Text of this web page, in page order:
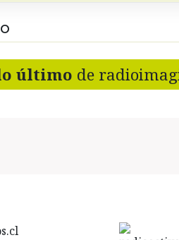
último de